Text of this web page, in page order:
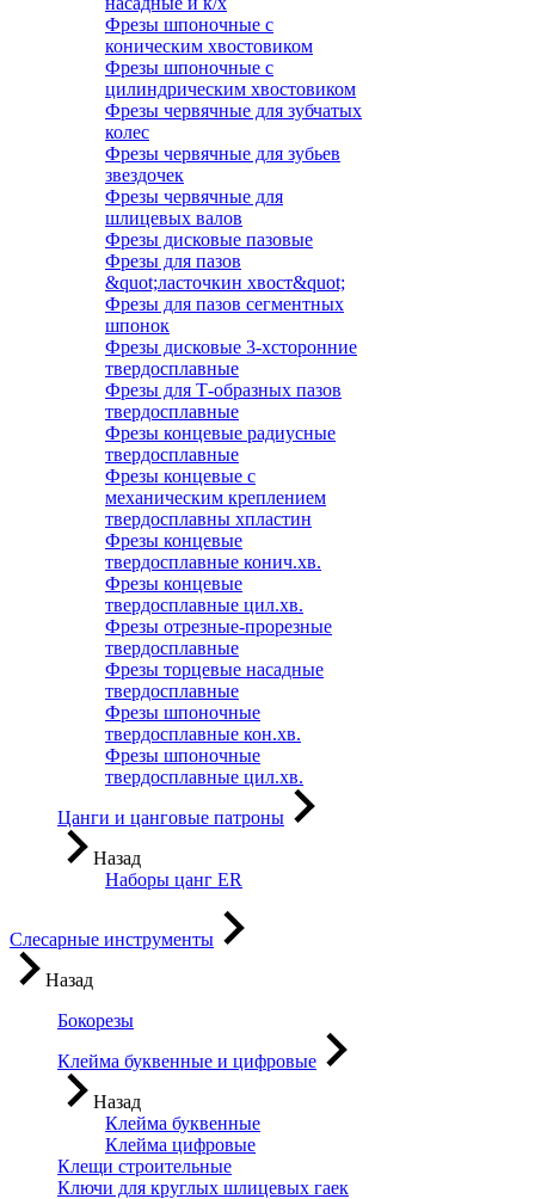
Фрезы шпоночные с
коническим хвостовиком
Фрезы шпоночные с
цилиндрическим хвостовиком
Фрезы червячные для зубчатых
колес
Фрезы червячные для зубьев
звездочек
Фрезы червячные для
шлицевых валов
Фрезы дисковые пазовые
Фрезы для пазов
&quot;ласточкин хвост&quot;
Фрезы для пазов сегментных
шпонок
Фрезы дисковые 3-хсторонние
твердосплавные
Фрезы для Т-образных пазов
твердосплавные
Фрезы концевые радиусные
твердосплавные
Фрезы концевые с
механическим креплением
твердосплавны хпластин
Фрезы концевые
твердосплавные конич.хв.
Фрезы концевые
твердосплавные цил.хв.
Фрезы отрезные-прорезные
твердосплавные
Фрезы торцевые насадные
твердосплавные
Фрезы шпоночные
твердосплавные кон.хв.
Фрезы шпоночные
твердосплавные цил.хв.
Цанги и цанговые патроны
Назад
Наборы цанг ER
Слесарные инструменты
Назад
Бокорезы
Клейма буквенные и цифровые
Назад
Клейма буквенные
Клейма цифровые
Клещи строительные
Ключи для круглых шлицевых гаек